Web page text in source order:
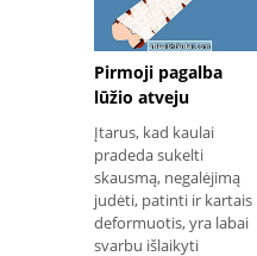
Pirmoji pagalba
lūžio atveju
Įtarus, kad kaulai
pradeda sukelti
skausmą, negalėjimą
judėti, patinti ir kartais
deformuotis, yra labai
svarbu išlaikyti